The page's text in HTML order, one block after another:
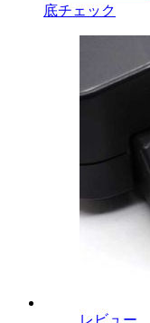
底チェック
レビュー